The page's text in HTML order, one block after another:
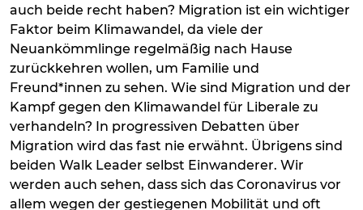
auch beide recht haben? Migration ist ein wichtiger
Faktor beim Klimawandel, da viele der
Neuankömmlinge regelmäßig nach Hause
zurückkehren wollen, um Familie und
Freund*innen zu sehen. Wie sind Migration und der
Kampf gegen den Klimawandel für Liberale zu
verhandeln? In progressiven Debatten über
Migration wird das fast nie erwähnt. Übrigens sind
beiden Walk Leader selbst Einwanderer. Wir
werden auch sehen, dass sich das Coronavirus vor
allem wegen der gestiegenen Mobilität und oft